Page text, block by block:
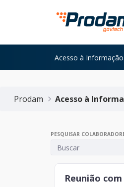
Pular para o Conteúdo principal
Acesso à Informação
Prodam Acesso à
PESQUISAR
Reunião